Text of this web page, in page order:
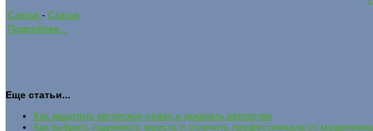
Статьи - Статьи
Подробнее...
Еще статьи...
Как защитить авторское право и доказать авторство
Как выбрать надежного юриста и отличить профессионала от мошенника